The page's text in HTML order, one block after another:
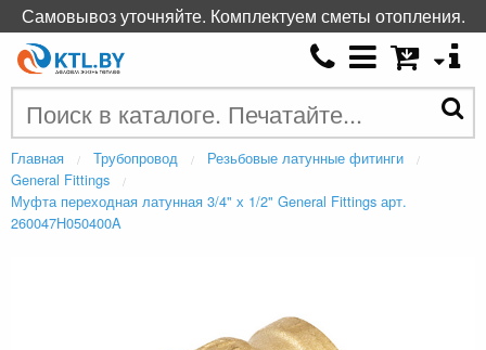
Главная Трубопровод
Резьбовые латунные фитинги
General Fittings
Муфта переходная латунная 3/4" х 1/2" General Fittings арт.
260047H050400A
Самовывоз уточняйте. Комплектуем сметы отопления.